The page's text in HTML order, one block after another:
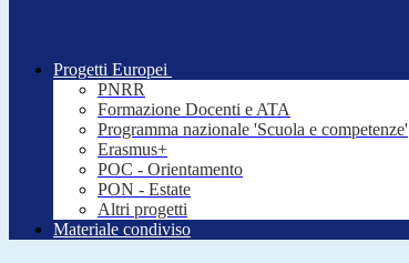
Progetti Europei
PNRR
Formazione Docenti e ATA
Programma nazionale 'Scuola e competenze'
Erasmus+
POC - Orientamento
PON - Estate
Altri progetti
Materiale condiviso